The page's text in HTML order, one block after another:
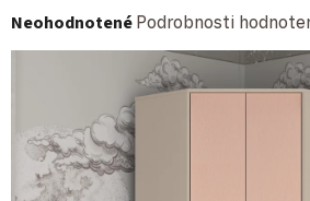
Priemerné hodnotenie produktu je 0,0 z
Neohodnotené Podrobnosti